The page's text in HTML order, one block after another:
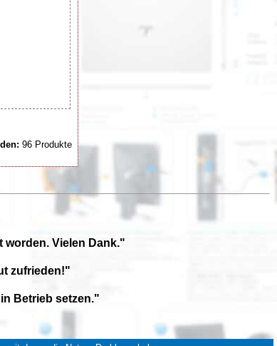
96 Produkte
Vielen Dank."
zufrieden!"
Betrieb setzen."